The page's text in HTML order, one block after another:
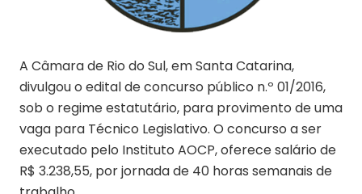
A Câmara de Rio do Sul, em Santa Catarina,
divulgou o edital de concurso público n.º 01/2016,
sob o regime estatutário, para provimento de uma
vaga para Técnico Legislativo. O concurso a ser
executado pelo Instituto AOCP, oferece salário de
R$ 3.238,55, por jornada de 40 horas semanais de